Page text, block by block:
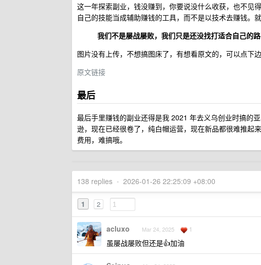
这一年探索副业，钱没赚到，你要说没什么收获，也不见
自己的技能当成辅助赚钱的工具，而不是以技术去赚钱。
我们不是屡战屡败，我们只是还没找打适合自己的路
图片没有上传，不想搞图床了，有想看原文的，可以点下边
原文链接
最后
最后手里赚钱的副业还得是我 2021 年去义乌创业时搞的
逊，现在已经很卷了，纯白帽运营，现在新品都很难推起
费用，难搞哦。
138 replies • 2026-01-26 22:25:09 +08:00
1 2
acluxo Mar 24, 2025 1
虽屡战屡败但还是👍加油